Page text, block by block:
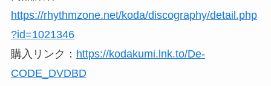
https://rhythmzone.net/koda/discography/detail.php
?id=1021346
購入リンク： https://kodakumi.lnk.to/De-
CODE_DVDBD